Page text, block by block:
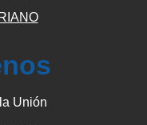
Unión